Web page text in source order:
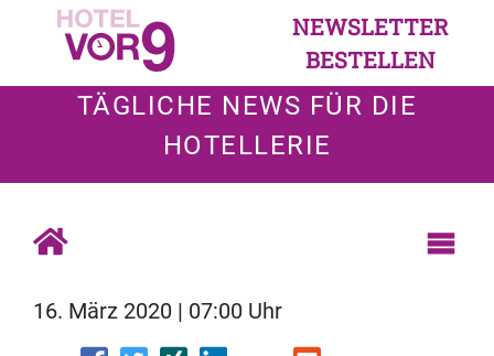
NEWSLETTER
BESTELLEN
TÄGLICHE NEWS FÜR DIE
HOTELLERIE
16. März 2020 | 07:00 Uhr